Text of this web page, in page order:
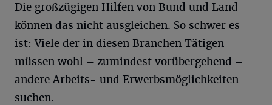
Die großzügigen Hilfen von Bund und Land
können das nicht ausgleichen. So schwer es
ist: Viele der in diesen Branchen Tätigen
müssen wohl – zumindest vorübergehend –
andere Arbeits- und Erwerbsmöglichkeiten
suchen.